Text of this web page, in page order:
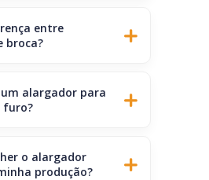
entre
broca?
alargador para
furo?
o alargador
produção?